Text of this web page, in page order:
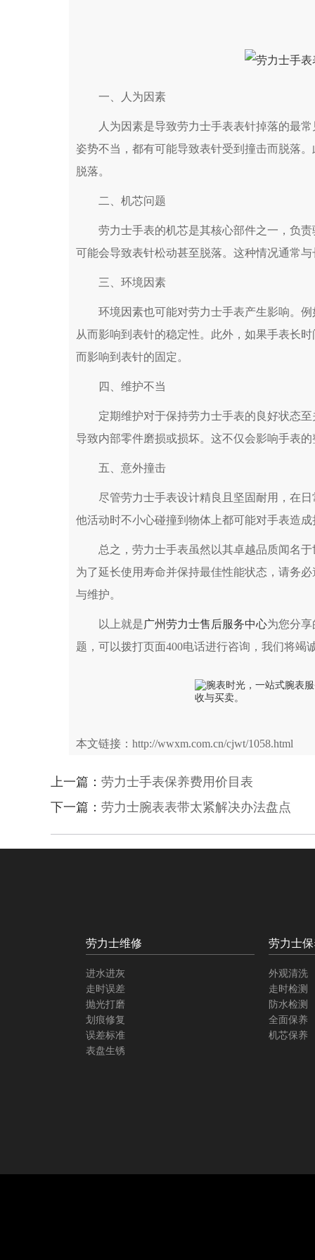
一、人为因素
人为因素是导致劳力士手表表针掉落的最常
姿势不当，都有可能导致表针受到撞击而脱落
脱落。
二、机芯问题
劳力士手表的机芯是其核心部件之一，负责
可能会导致表针松动甚至脱落。这种情况通常
三、环境因素
环境因素也可能对劳力士手表产生影响。例
从而影响到表针的稳定性。此外，如果手表长
而影响到表针的固定。
四、维护不当
定期维护对于保持劳力士手表的良好状态至
导致内部零件磨损或损坏。这不仅会影响手表
五、意外撞击
尽管劳力士手表设计精良且坚固耐用，在日
他活动时不小心碰撞到物体上都可能对手表造
总之，劳力士手表虽然以其卓越品质闻名于
为了延长使用寿命并保持最佳性能状态，请务
与维护。
以上就是广州劳力士售后服务中心为您分
题，可以拨打页面400电话进行咨询，我们将竭
本文链接：http://wwxm.com.cn/cjwt/1058.html
上一篇： 劳力士手表保养费用价目表
下一篇： 劳力士腕表表带太紧解决办法盘点
劳力士维修
进水进灰
走时误差
抛光打磨
划痕修复
误差标准
表盘生锈
劳力士
外观清洗
走时检测
防水检测
全面保养
机芯保养